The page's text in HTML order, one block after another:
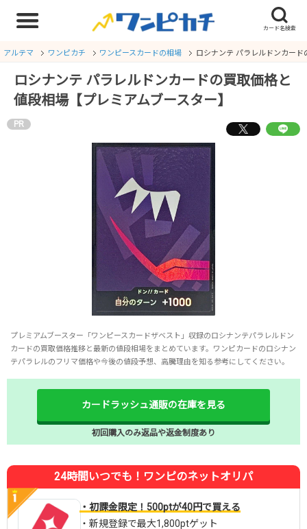
アルテマ ワンピカチ ワンピースカードの相場 ロシナンテ パラレルドンカード
ロシナンテ パラレルドンカードの買取価格と
値段相場【プレミアムブースター】
PR
プレミアムブースター「ワンピースカードザベスト」収録のロシナンテパラレルドン
カードの買取価格推移と最新の値段相場をまとめています。ワンピカードのロシナン
テパラレルのフリマ価格や今後の値段予想、高騰理由を知る参考にしてください。
カードラッシュ通販の在庫を見る
初回購入のみ返品や返金制度あり
24時間いつでも！ワンピのネットオリパ
・初課金限定！500ptが40円で買える
・新規登録で最大1,800ptゲット